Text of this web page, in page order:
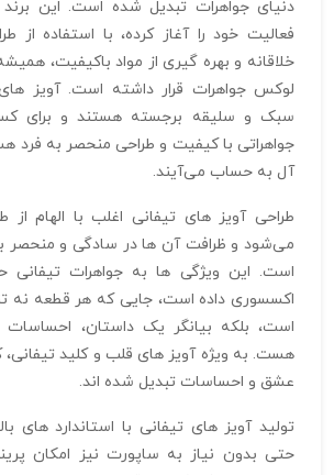
فعالیت خود را آغاز کرده، با استفاده
خلاقانه و بهره‌ گیری از مواد باکیفیت،
لوکس جواهرات قرار داشته است. آویز های
سبک و سلیقه برجسته هستند و برای
جواهراتی با کیفیت و طراحی منحصر به فرد
آل به حساب می‌آیند.
طراحی آویز های تیفانی اغلب با الهام
می‌شود و ظرافت آن‌ ها در سادگی و منحصر
است. این ویژگی‌ ها به جواهرات تیفانی
اکسسوری داده است، جایی که هر قطعه نه
است، بلکه بیانگر یک داستان، احساسات
هست. به‌ ویژه آویز های قلب و کلید تیفانی،
عشق و احساسات تبدیل شده‌ اند.
تولید آویز های تیفانی با استاندارد های
حتی بدون نیاز به ساپورت نیز امکان